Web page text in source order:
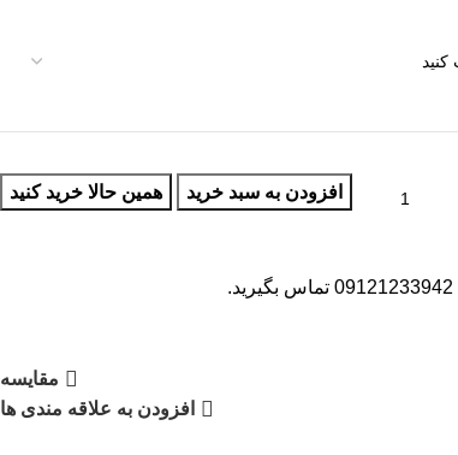
افزودن به سبد خرید همین حالا خرید کنید
مقایسه
افزودن به علاقه مندی ها